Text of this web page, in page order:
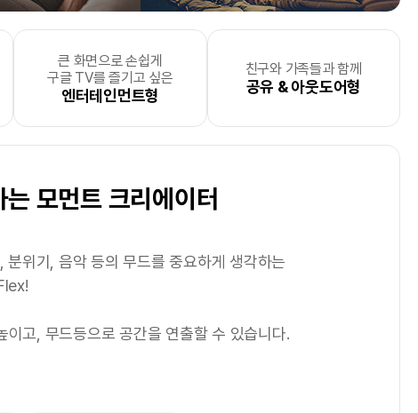
텍스트 위주의
소량 출력형
모바일프린팅을 원하는
미니멀 라이프 추구형
거움 추구형
출력을 하고
에서 손쉽게 사진을 출력하고
페셜한 종이를 통해 나만의 굿즈도 만드는 라이프
토 & 그래픽 출력물의 만족도를 높일 수 있습니다.
요한
전문 기업
차별화된포토서비스
제공하는 사업자
모바일 프린팅을
원하는 사업자
및 스타트업 기업
불규칙하게 발생하여
빠른 출력 속도를 보유한 프린터가 적합합니다.
무선 네트워크 지원을 통해 비즈니스의 생산성을 높여
중한 순간과
고 싶으신 분
비즈니스 라이프에 효율성을
더하고 싶으신 분
고 싶으신 분
화하여 나만의 전자 문서 보관함을 만들어 보세요!
기능으로 보다 선명하게 스캔이 가능하며
.
, 더 효율적으로 에너지를
절감하고 싶으신 분
, 자산관리, 서류분류로
업무효율성을 높이고 싶으신 분
분 좋은 정리정돈을
더욱 귀엽고 깔끔하게 정리해보세요.
터 이유식 관리까지 다양한 용도로 활용할 수 있어요.
를 적어 신선함을 유지할 수 있도록 도와주고
큰 화면으로 손쉽게
구글 TV를 즐기고 싶은
엔터테인먼트형
친구와 가족들과 함께
공유 & 아웃도어형
모먼트 크리에이터
위기, 음악 등의 무드를 중요하게 생각하는
고, 무드등으로 공간을 연출할 수 있습니다.